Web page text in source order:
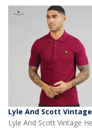
Lyle And Scott Vintage